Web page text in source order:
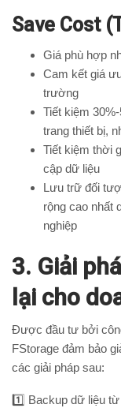
Save Cost
Giá phù hợp
Cam kết giá
trường
Tiết kiệm
trang thiết bị,
Tiết kiệm thời
cập dữ liệu
Lưu trữ đối
rộng cao nhất
nghiệp
3. Giải
lại cho
Được đầu tư bởi
FStorage đảm bảo
các giải pháp sau:
1️⃣ Backup dữ liệu